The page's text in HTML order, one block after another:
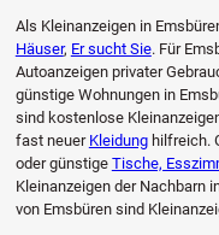
Als Kleinanzeigen in
Häuser, Er sucht Sie. Für
Autoanzeigen privater
günstige Wohnungen in
sind kostenlose
fast neuer Kleidunghilfreich.
oder günstige Tische,
Kleinanzeigen der Nachbarn
von Emsbüren sind